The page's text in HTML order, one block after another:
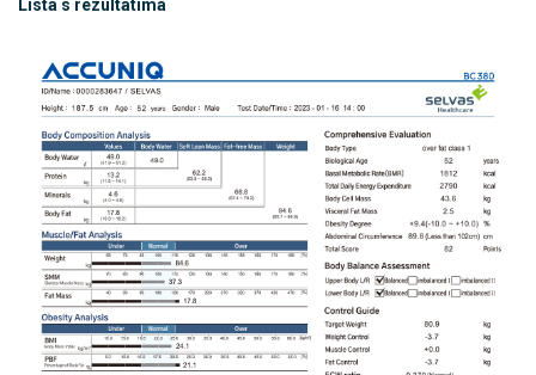
Lista s rezultatima